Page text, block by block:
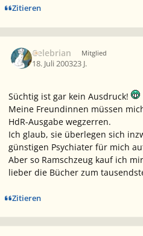
Zitieren
Celebrian Mitglied
18. Juli 200323 J.
Süchtig ist gar kein Ausdruck!
Meine Freundinnen müssen
HdR-Ausgabe wegzerren.
Ich glaub, sie überlegen sich
günstigen Psychiater für mich
Aber so Ramschzeug kauf ich
lieber die Bücher zum
Zitieren